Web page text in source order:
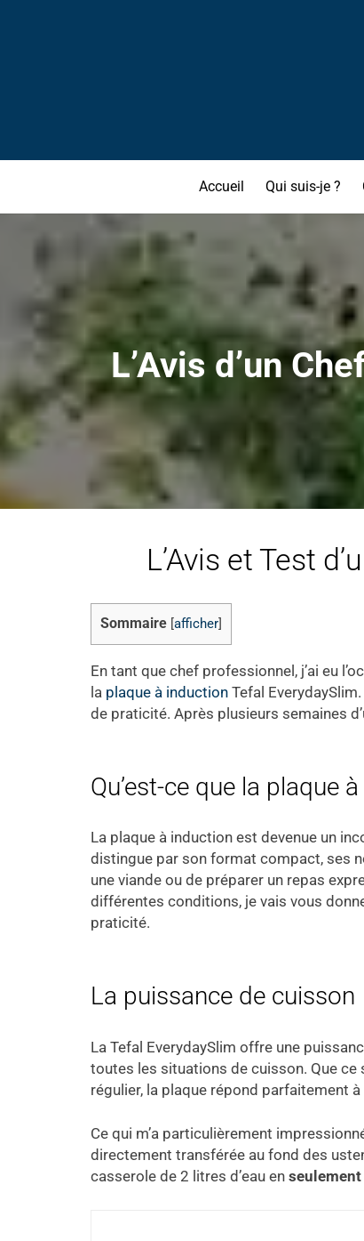
Accueil Qui suis-je ?
L’Avis d’un
L’Avis et Test
Sommaire afficher
En tant que chef professionnel, j’ai eu
la plaque à induction Tefal
de praticité. Après plusieurs semaines
Qu’est-ce que la plaque
La plaque à induction est devenue un
distingue par son format compact, ses
une viande ou de préparer un repas
différentes conditions, je vais vous
praticité.
La puissance de cuisson
La Tefal EverydaySlim offre une
toutes les situations de cuisson. Que
régulier, la plaque répond parfaitement
Ce qui m’a particulièrement
directement transférée au fond des
casserole de 2 litres d’eau en